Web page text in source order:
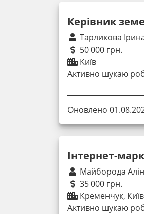
Керівник
Тарликова
50 000 грн.
Київ
Активно шукаю
Оновлено
Інтернет-
Майборода
35 000 грн.
Кременчук,
Активно шукаю